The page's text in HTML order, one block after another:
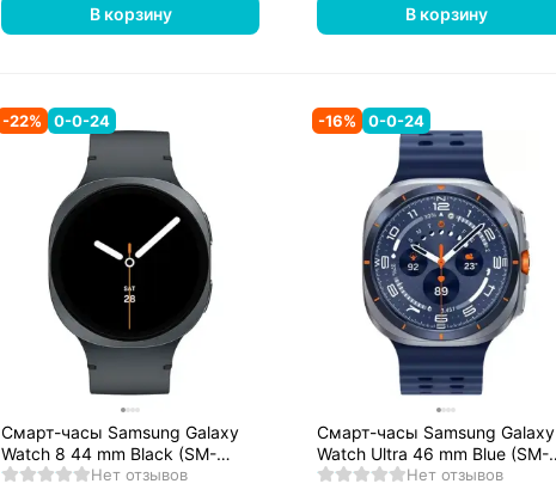
В корзину В корзину
-22% 0-0-24
Смарт-часы Samsung Galaxy
Watch 8 44 mm Black (SM-
L330NZSACIS)Нет отзывов
-16% 0-0-24
Смарт-часы Samsung Galaxy
Watch Ultra 46 mm Blue (SM-
L705FZB1SKZ)Нет отзывов